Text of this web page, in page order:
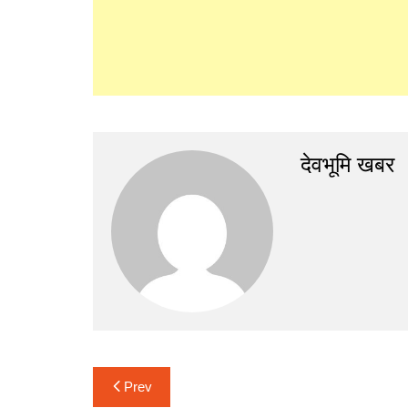
देवभूमि खबर
Post
Prev